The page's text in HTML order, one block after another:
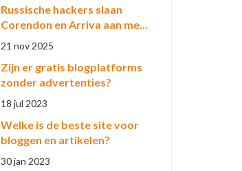
Russische hackers slaan
Corendon en Arriva aan met
DDoS-attack als wraak op
21 nov 2025
Zijn er gratis blogplatforms
zonder advertenties?
18 jul 2023
Welke is de beste site voor
bloggen en artikelen?
30 jan 2023